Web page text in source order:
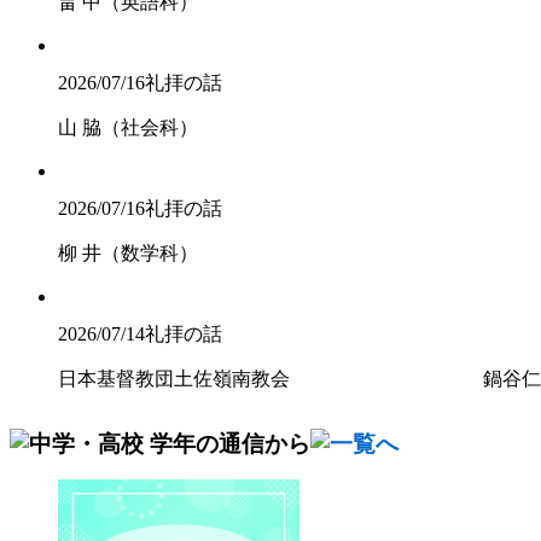
2026/07/16礼拝の話
山 脇（社会科）
2026/07/16礼拝の話
柳 井（数学科）
2026/07/14礼拝の話
日本基督教団土佐嶺南教会 鍋谷仁